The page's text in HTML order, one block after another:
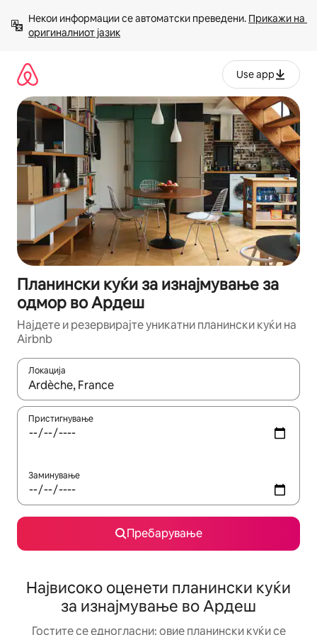
содржина
Некои информации се автоматски преведени. Прикажи на
оригиналниот јазик
Use app
Планински куќи за изнајмување за
одмор во Ардеш
Најдете и резервирајте уникатни планински куќи на
Airbnb
Локација
Кога резултатите се достапни, движете се со копчињата
Пристигнување
Заминување
Пребарување
Највисоко оценети планински куќи
за изнајмување во Ардеш
Гостите се едногласни: овие планински куќи се